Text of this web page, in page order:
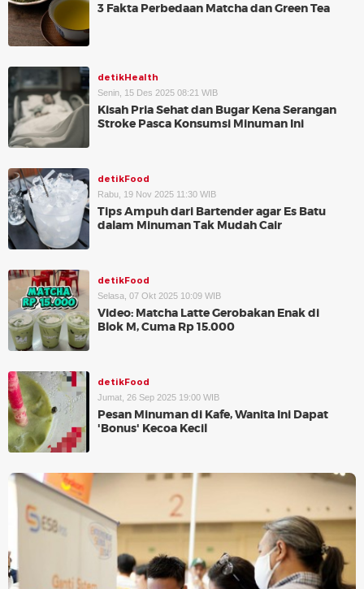
3 Fakta Perbedaan Matcha dan Green Tea
detikHealth
Senin, 15 Des 2025 08:21 WIB
Kisah Pria Sehat dan Bugar Kena Serangan
Stroke Pasca Konsumsi Minuman Ini
detikFood
Rabu, 19 Nov 2025 11:30 WIB
Tips Ampuh dari Bartender agar Es Batu
dalam Minuman Tak Mudah Cair
detikFood
Selasa, 07 Okt 2025 10:09 WIB
Video: Matcha Latte Gerobakan Enak di
Blok M, Cuma Rp 15.000
detikFood
Jumat, 26 Sep 2025 19:00 WIB
Pesan Minuman di Kafe, Wanita Ini Dapat
'Bonus' Kecoa Kecil